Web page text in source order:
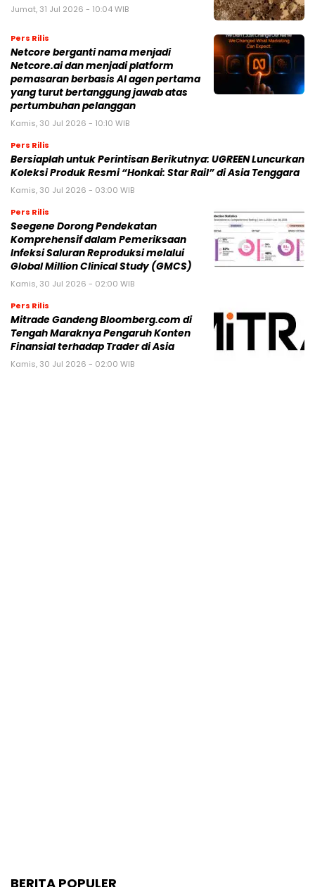
Jumat, 31 Jul 2026 - 10:04 WIB
Pers Rilis
Netcore berganti nama menjadi
Netcore.ai dan menjadi platform
pemasaran berbasis AI agen pertama
yang turut bertanggung jawab atas
pertumbuhan pelanggan
Kamis, 30 Jul 2026 - 10:10 WIB
Pers Rilis
Bersiaplah untuk Perintisan Berikutnya: UGREEN Luncurkan
Koleksi Produk Resmi “Honkai: Star Rail” di Asia Tenggara
Kamis, 30 Jul 2026 - 03:00 WIB
Pers Rilis
Seegene Dorong Pendekatan
Komprehensif dalam Pemeriksaan
Infeksi Saluran Reproduksi melalui
Global Million Clinical Study (GMCS)
Kamis, 30 Jul 2026 - 02:00 WIB
Pers Rilis
Mitrade Gandeng Bloomberg.com di
Tengah Maraknya Pengaruh Konten
Finansial terhadap Trader di Asia
Kamis, 30 Jul 2026 - 02:00 WIB
BERITA POPULER